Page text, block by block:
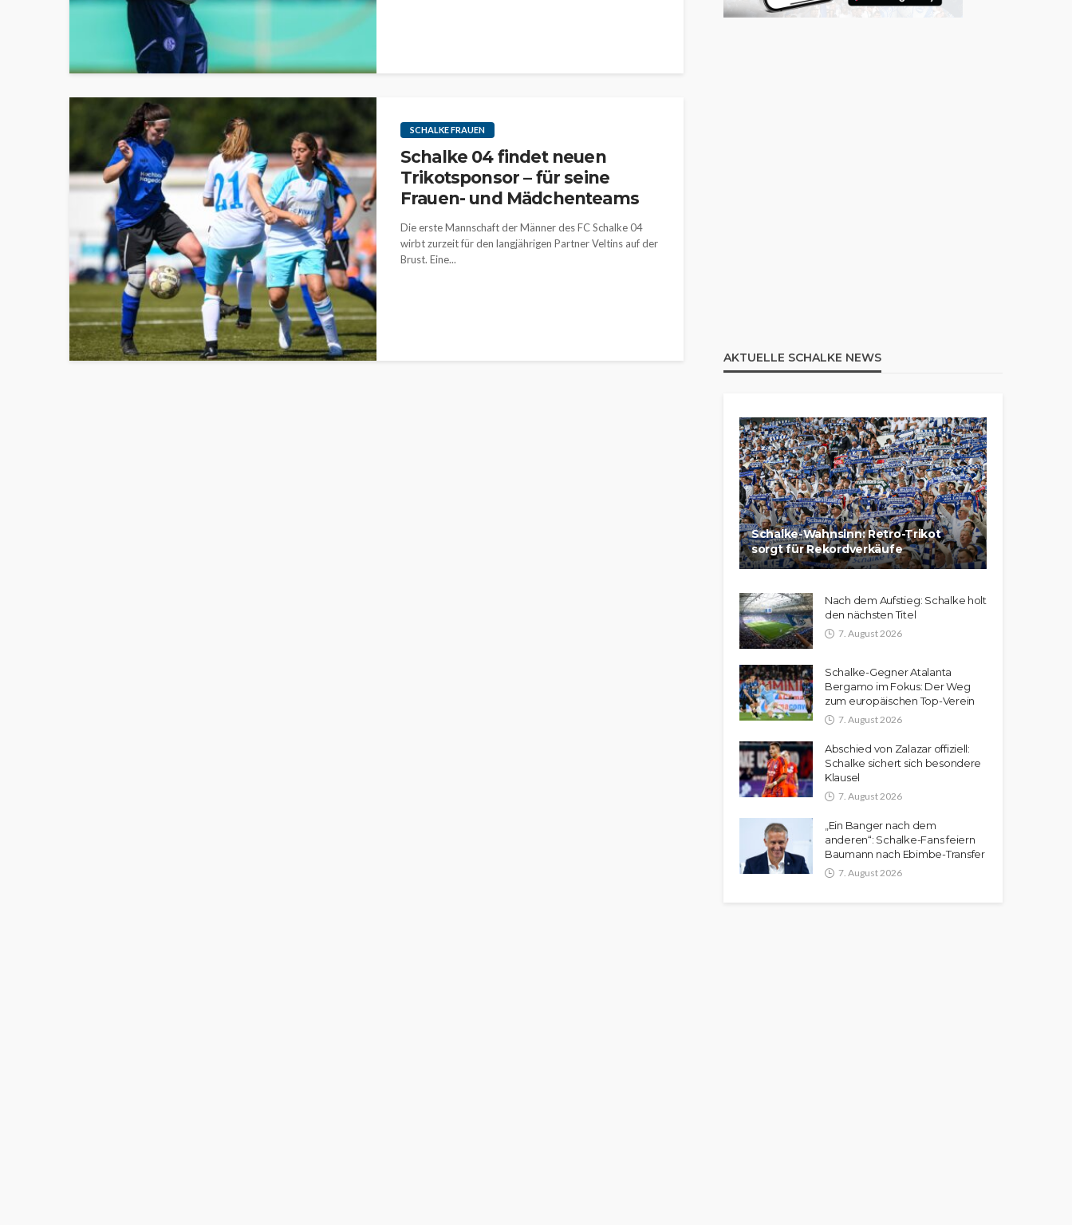
SCHALKE FRAUEN
Schalke 04 findet neuen
Trikotsponsor – für seine
Frauen- und Mädchenteams
Die erste Mannschaft der Männer des FC Schalke 04
wirbt zurzeit für den langjährigen Partner Veltins auf der
Brust. Eine...
AKTUELLE SCHALKE NEWS
Schalke-Wahnsinn: Retro-Trikot
sorgt für Rekordverkäufe
Nach dem Aufstieg: Schalke holt
den nächsten Titel
7. August 2026
Schalke-Gegner Atalanta
Bergamo im Fokus: Der Weg
zum europäischen Top-Verein
7. August 2026
Abschied von Zalazar offiziell:
Schalke sichert sich besondere
Klausel
7. August 2026
„Ein Banger nach dem
anderen“: Schalke-Fans feiern
Baumann nach Ebimbe-Transfer
7. August 2026